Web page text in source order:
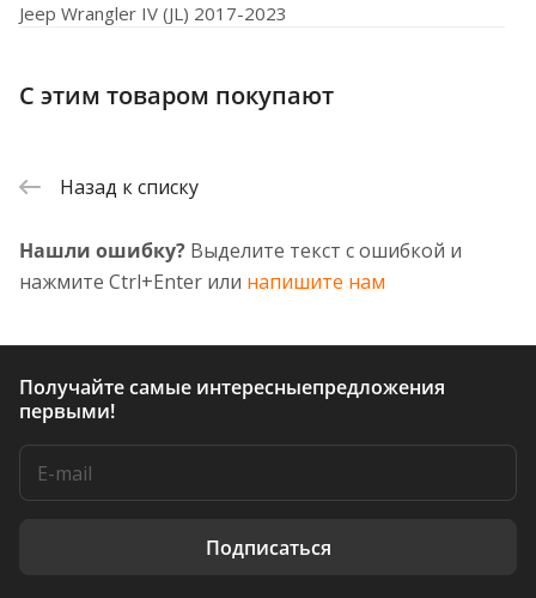
Jeep Wrangler IV (JL) 2017-2023
С этим товаром покупают
Назад к списку
Нашли ошибку? Выделите текст с ошибкой и
нажмите Ctrl+Enter или напишите нам
Получайте самые интересныепредложения
первыми!
Подписаться